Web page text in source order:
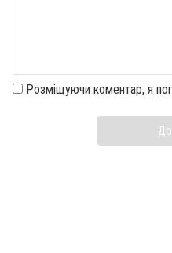
Розміщуючи коментар, я